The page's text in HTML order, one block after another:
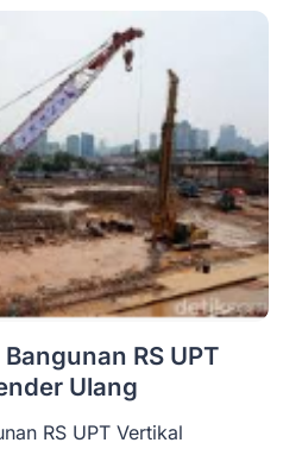
RS UPT
Ulang
RS UPT Vertikal